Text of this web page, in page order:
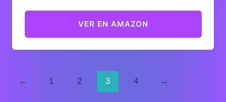
VER EN AMAZON
← 1 2 3 4 →